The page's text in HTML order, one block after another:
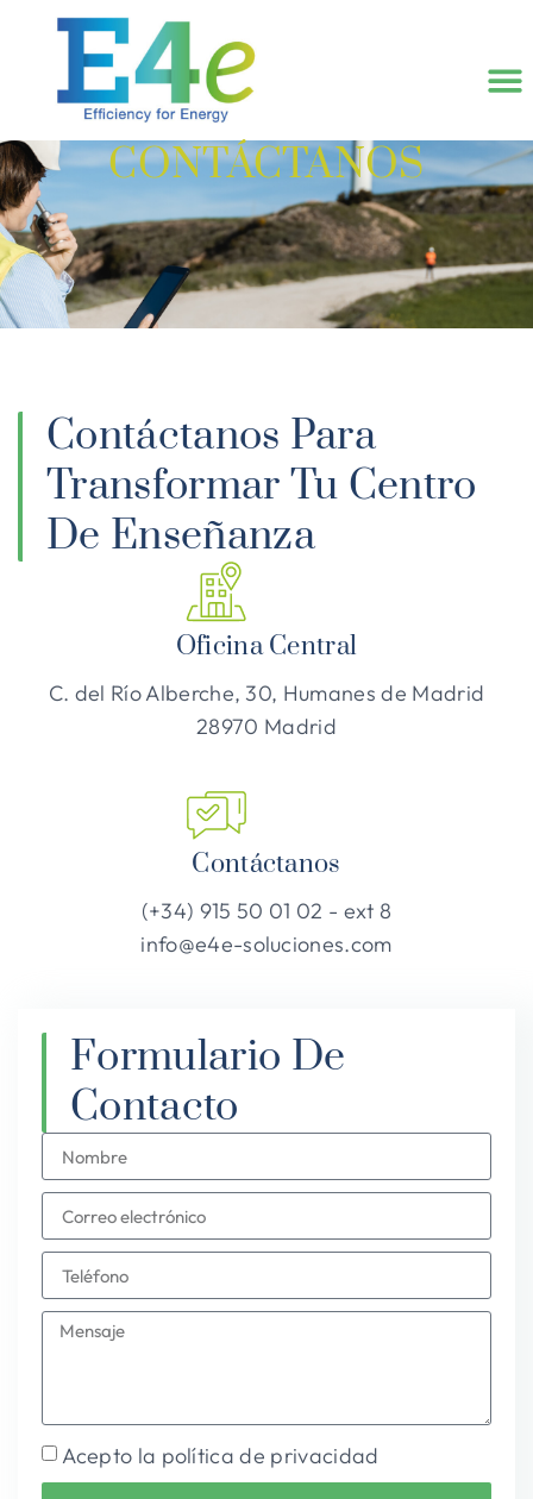
CONTÁCTANOS
Contáctanos Para
Transformar Tu Centro
De Enseñanza
Oficina Central
C. del Río Alberche, 30, Humanes de Madrid
28970 Madrid
Contáctanos
(+34) 915 50 01 02 - ext 8
info@e4e-soluciones.com
Formulario De
Contacto
Acepto la política de privacidad